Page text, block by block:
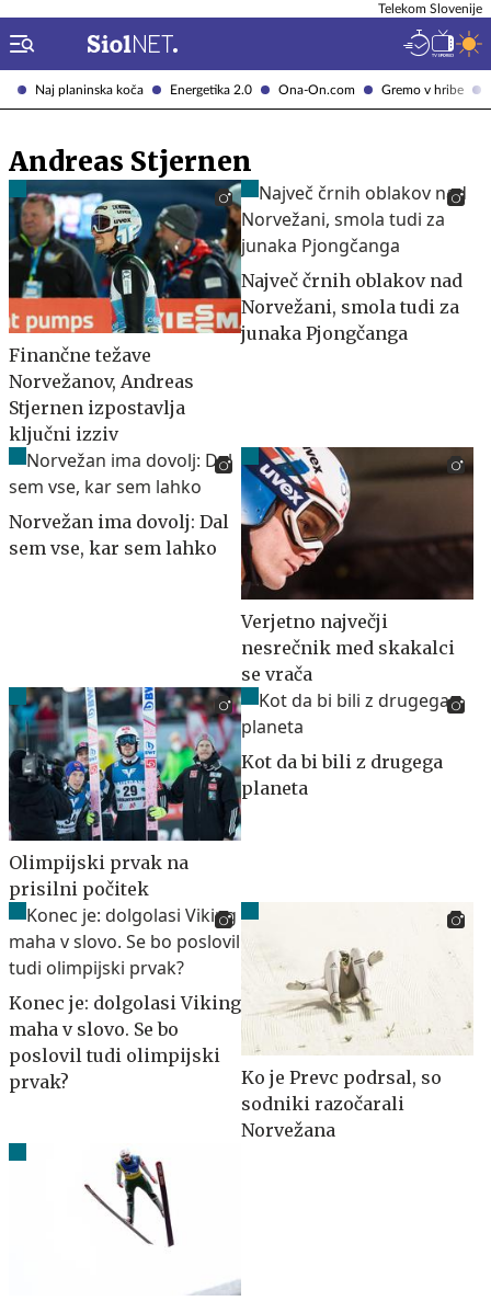
Naj planinska koča Energetika 2.0 Ona-On.com Gremo v hribe
Telekom Slovenije
Andreas Stjernen
Finančne težave
Norvežanov, Andreas
Stjernen izpostavlja
ključni izziv
Največ črnih oblakov nad
Norvežani, smola tudi za
junaka Pjongčanga
Norvežan ima dovolj: Dal
sem vse, kar sem lahko
Verjetno največji
nesrečnik med skakalci
se vrača
Olimpijski prvak na
prisilni počitek
Kot da bi bili z drugega
planeta
Konec je: dolgolasi Viking
maha v slovo. Se bo
poslovil tudi olimpijski
prvak?
Ko je Prevc podrsal, so
sodniki razočarali
Norvežana